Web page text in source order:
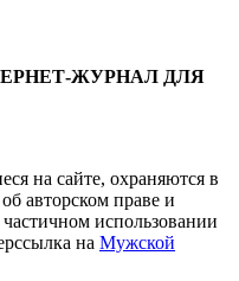
ЖУРНАЛ ДЛЯ
на сайте, охраняются в
авторском праве и
использовании
на Мужской